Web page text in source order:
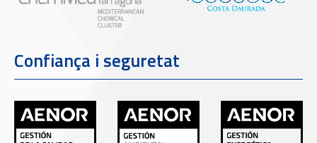
Confiança i seguretat